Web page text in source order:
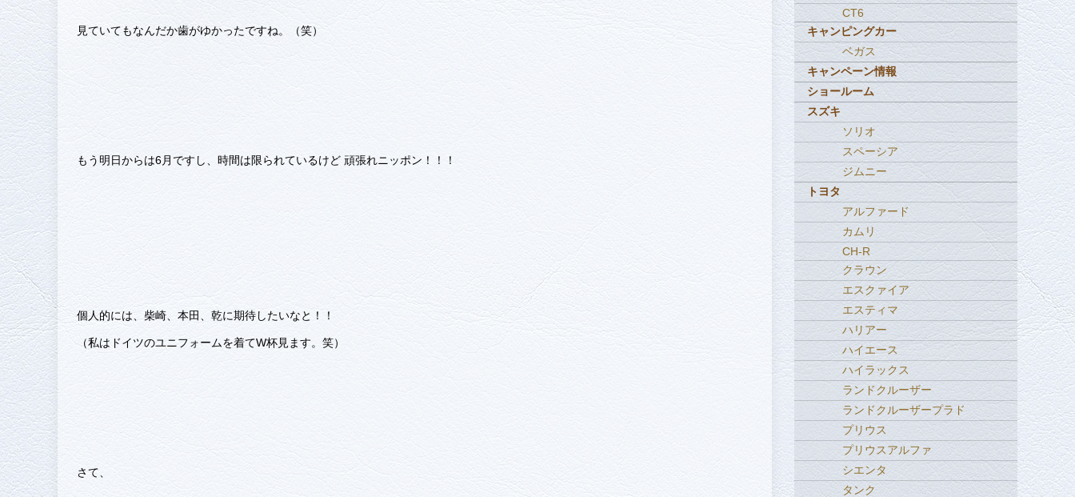
見ていてもなんだか歯がゆかったですね。（笑）
もう明日からは6月ですし、時間は限られているけど 頑張れニッポン！！！
個人的には、柴崎、本田、乾に期待したいなと！！
（私はドイツのユニフォームを着てW杯見ます。笑）
さて、
CT6
キャンピングカー
ベガス
キャンペーン情報
ショールーム
スズキ
ソリオ
スペーシア
ジムニー
トヨタ
アルファード
カムリ
CH-R
クラウン
エスクァイア
エスティマ
ハリアー
ハイエース
ハイラックス
ランドクルーザー
ランドクルーザープラド
プリウス
プリウスアルファ
シエンタ
タンク